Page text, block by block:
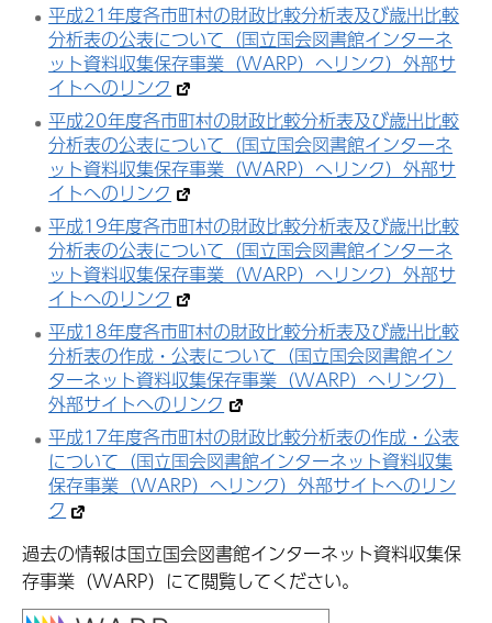
平成21年度各市町村の財政比較分析表及び歳出比較
分析表の公表について（国立国会図書館インターネ
ット資料収集保存事業（WARP）へリンク）外部サ
イトへのリンク
平成20年度各市町村の財政比較分析表及び歳出比較
分析表の公表について（国立国会図書館インターネ
ット資料収集保存事業（WARP）へリンク）外部サ
イトへのリンク
平成19年度各市町村の財政比較分析表及び歳出比較
分析表の公表について（国立国会図書館インターネ
ット資料収集保存事業（WARP）へリンク）外部サ
イトへのリンク
平成18年度各市町村の財政比較分析表及び歳出比較
分析表の作成・公表について（国立国会図書館イン
ターネット資料収集保存事業（WARP）へリンク）
外部サイトへのリンク
平成17年度各市町村の財政比較分析表の作成・公表
について（国立国会図書館インターネット資料収集
保存事業（WARP）へリンク）外部サイトへのリン
ク
過去の情報は国立国会図書館インターネット資料収集保
存事業（WARP）にて閲覧してください。